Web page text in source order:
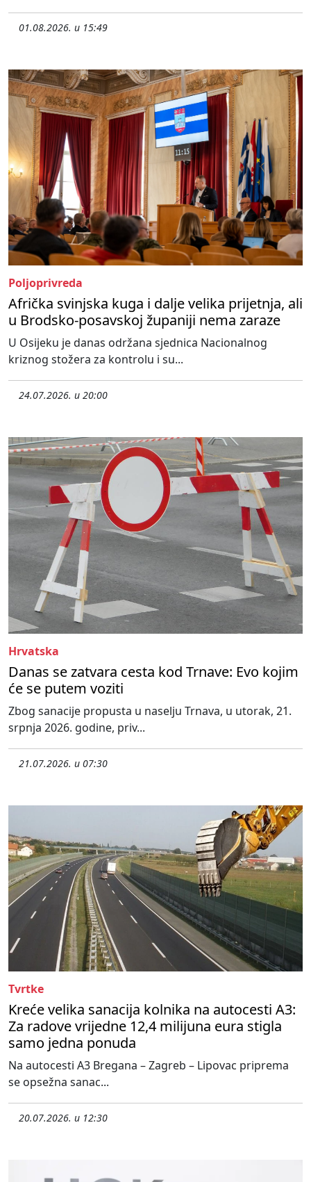
01.08.2026. u 15:49
Poljoprivreda
Afrička svinjska kuga i dalje velika prijetnja, ali
u Brodsko-posavskoj županiji nema zaraze
U Osijeku je danas održana sjednica Nacionalnog
kriznog stožera za kontrolu i su...
24.07.2026. u 20:00
Hrvatska
Danas se zatvara cesta kod Trnave: Evo kojim
će se putem voziti
Zbog sanacije propusta u naselju Trnava, u utorak, 21.
srpnja 2026. godine, priv...
21.07.2026. u 07:30
Tvrtke
Kreće velika sanacija kolnika na autocesti A3:
Za radove vrijedne 12,4 milijuna eura stigla
samo jedna ponuda
Na autocesti A3 Bregana – Zagreb – Lipovac priprema
se opsežna sanac...
20.07.2026. u 12:30